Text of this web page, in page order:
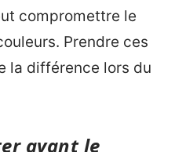
compromettre le
Prendre ces
la différence lors du
avant le